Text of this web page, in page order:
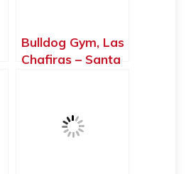
Bulldog Gym, Las
Chafiras – Santa